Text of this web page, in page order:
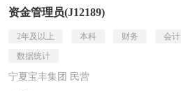
资金管理员(J12189)
2年及以上 本科 财务 会计
数据统计
宁夏宝丰集团 民营